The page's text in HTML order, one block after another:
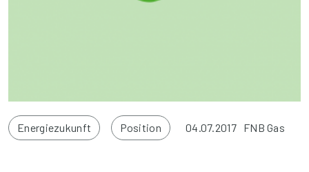
Energiezukunft Position 04.07.2017 FNB Gas